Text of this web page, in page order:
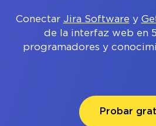
Conectar Jira Software y
de la interfaz web en
programadores y
Probar